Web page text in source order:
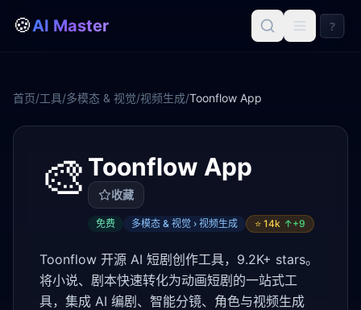
🍪AI Master ?
首页/工具/多模态 & 视觉/视频生成/Toonflow App
🎨 Toonflow App
收藏
免费 多模态 & 视觉 › 视频生成 ⭐ 14k ↑+9
Toonflow 开源 AI 短剧创作工具，9.2K+ stars。
将小说、剧本快速转化为动画短剧的一站式工
具，集成 AI 编剧、智能分镜、角色与视频生成